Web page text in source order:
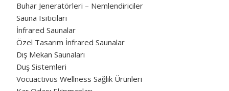
Buhar Jeneratörleri – Nemlendiriciler
Sauna Isıtıcıları
İnfrared Saunalar
Özel Tasarım İnfrared Saunalar
Dış Mekan Saunaları
Duş Sistemleri
Vocuactivus Wellness Sağlık Ürünleri